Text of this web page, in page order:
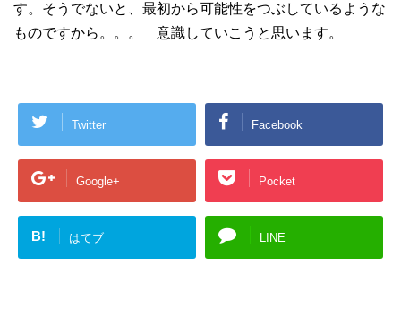
す。そうでないと、最初から可能性をつぶしているような
ものですから。。。 意識していこうと思います。
Twitter Facebook
Google+ Pocket
B! はてブ LINE